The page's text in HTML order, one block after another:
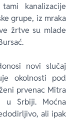
kanalizacije
grupe, iz mraka
žrtve su mlade
novi slučaj
okolnosti pod
prvenac Mitra
u Srbiji. Moćna
ali ipak